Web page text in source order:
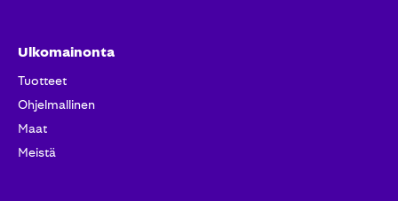
Ulkomainonta
Tuotteet​
Ohjelmallinen
Maat
Meistä